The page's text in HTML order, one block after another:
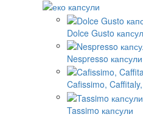
Dolce Gusto
Nespresso капсули
Cafissimo,
Tassimo капсули